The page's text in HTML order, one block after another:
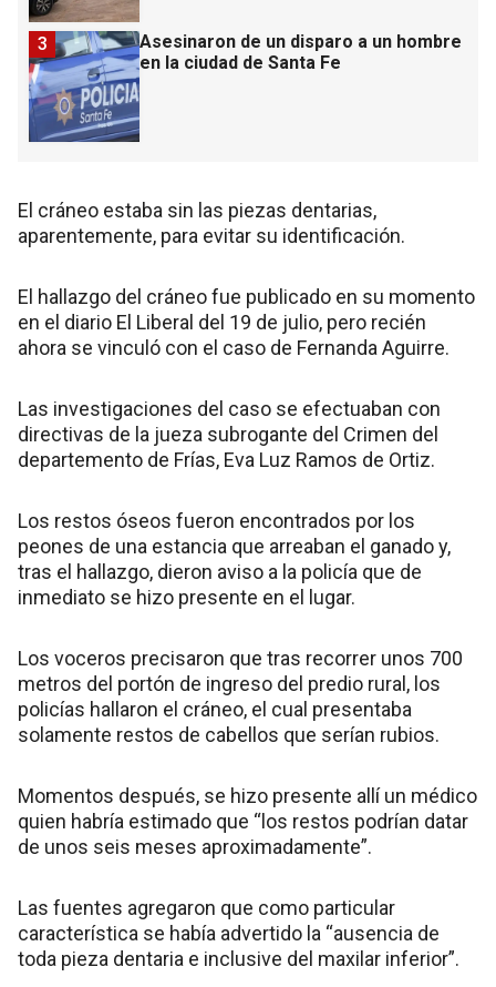
Asesinaron de un disparo a un hombre
en la ciudad de Santa Fe
3
El cráneo estaba sin las piezas dentarias,
aparentemente, para evitar su identificación.
El hallazgo del cráneo fue publicado en su momento
en el diario El Liberal del 19 de julio, pero recién
ahora se vinculó con el caso de Fernanda Aguirre.
Las investigaciones del caso se efectuaban con
directivas de la jueza subrogante del Crimen del
departemento de Frías, Eva Luz Ramos de Ortiz.
Los restos óseos fueron encontrados por los
peones de una estancia que arreaban el ganado y,
tras el hallazgo, dieron aviso a la policía que de
inmediato se hizo presente en el lugar.
Los voceros precisaron que tras recorrer unos 700
metros del portón de ingreso del predio rural, los
policías hallaron el cráneo, el cual presentaba
solamente restos de cabellos que serían rubios.
Momentos después, se hizo presente allí un médico
quien habría estimado que “los restos podrían datar
de unos seis meses aproximadamente”.
Las fuentes agregaron que como particular
característica se había advertido la “ausencia de
toda pieza dentaria e inclusive del maxilar inferior”.